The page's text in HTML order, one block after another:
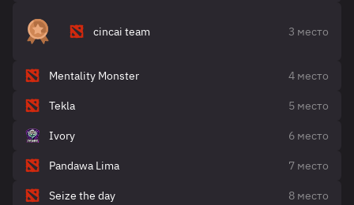
cincai team 3 место
Mentality Monster 4 место
Tekla 5 место
Ivory 6 место
Pandawa Lima 7 место
Seize the day 8 место